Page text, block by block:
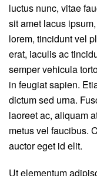
luctus nunc, vitae
sit amet lacus
lorem, tincidunt vel
erat, iaculis ac
semper vehicula
in feugiat sapien.
dictum sed urna.
laoreet ac, aliquam
metus vel faucibus.
auctor eget id elit.
Ut elementum